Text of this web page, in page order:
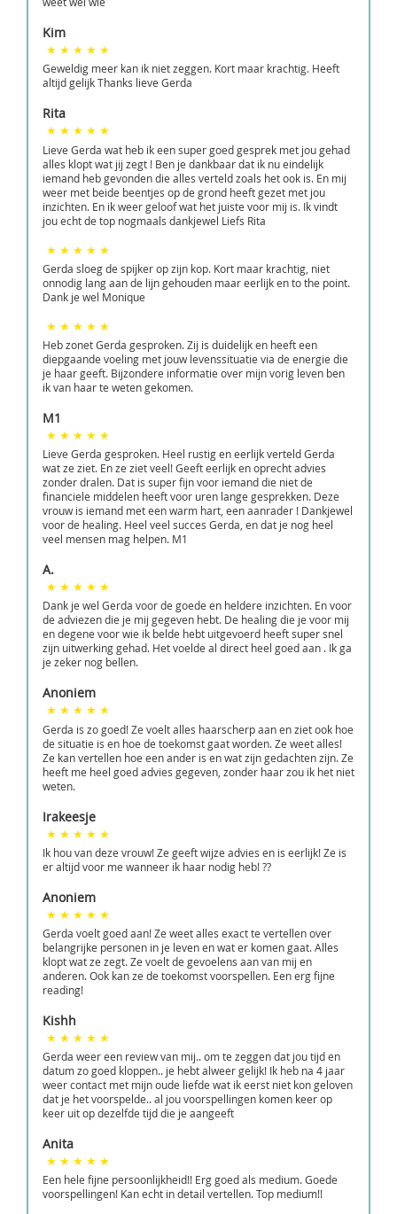
Kim
Geweldig meer kan ik niet zeggen. Kort maar krachtig. Heeft
altijd gelijk Thanks lieve Gerda
Rita
Lieve Gerda wat heb ik een super goed gesprek met jou gehad
alles klopt wat jij zegt ! Ben je dankbaar dat ik nu eindelijk
iemand heb gevonden die alles verteld zoals het ook is. En mij
weer met beide beentjes op de grond heeft gezet met jou
inzichten. En ik weer geloof wat het juiste voor mij is. Ik vindt
jou echt de top nogmaals dankjewel Liefs Rita
Gerda sloeg de spijker op zijn kop. Kort maar krachtig, niet
onnodig lang aan de lijn gehouden maar eerlijk en to the point.
Dank je wel Monique
Heb zonet Gerda gesproken. Zij is duidelijk en heeft een
diepgaande voeling met jouw levenssituatie via de energie die
je haar geeft. Bijzondere informatie over mijn vorig leven ben
ik van haar te weten gekomen.
M1
Lieve Gerda gesproken. Heel rustig en eerlijk verteld Gerda
wat ze ziet. En ze ziet veel! Geeft eerlijk en oprecht advies
zonder dralen. Dat is super fijn voor iemand die niet de
financiele middelen heeft voor uren lange gesprekken. Deze
vrouw is iemand met een warm hart, een aanrader ! Dankjewel
voor de healing. Heel veel succes Gerda, en dat je nog heel
veel mensen mag helpen. M1
A.
Dank je wel Gerda voor de goede en heldere inzichten. En voor
de adviezen die je mij gegeven hebt. De healing die je voor mij
en degene voor wie ik belde hebt uitgevoerd heeft super snel
zijn uitwerking gehad. Het voelde al direct heel goed aan . Ik ga
je zeker nog bellen.
Anoniem
Gerda is zo goed! Ze voelt alles haarscherp aan en ziet ook hoe
de situatie is en hoe de toekomst gaat worden. Ze weet alles!
Ze kan vertellen hoe een ander is en wat zijn gedachten zijn. Ze
heeft me heel goed advies gegeven, zonder haar zou ik het niet
weten.
Irakeesje
Ik hou van deze vrouw! Ze geeft wijze advies en is eerlijk! Ze is
er altijd voor me wanneer ik haar nodig heb! ??
Anoniem
Gerda voelt goed aan! Ze weet alles exact te vertellen over
belangrijke personen in je leven en wat er komen gaat. Alles
klopt wat ze zegt. Ze voelt de gevoelens aan van mij en
anderen. Ook kan ze de toekomst voorspellen. Een erg fijne
reading!
Kishh
Gerda weer een review van mij.. om te zeggen dat jou tijd en
datum zo goed kloppen.. je hebt alweer gelijk! Ik heb na 4 jaar
weer contact met mijn oude liefde wat ik eerst niet kon geloven
dat je het voorspelde.. al jou voorspellingen komen keer op
keer uit op dezelfde tijd die je aangeeft
Anita
Een hele fijne persoonlijkheid!! Erg goed als medium. Goede
voorspellingen! Kan echt in detail vertellen. Top medium!!